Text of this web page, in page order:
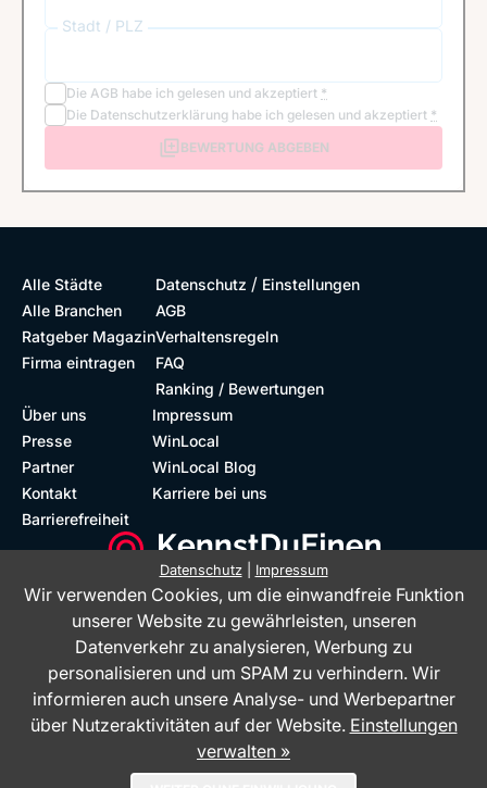
Stadt / PLZ
Die AGB habe ich gelesen und akzeptiert *
Die Datenschutzerklärung habe ich gelesen und akzeptiert *
BEWERTUNG ABGEBEN
Alle Städte
Alle Branchen
Ratgeber Magazin
Firma eintragen
Datenschutz / Einstellungen
AGB
Verhaltensregeln
FAQ
Ranking / Bewertungen
Über uns
Presse
Partner
Kontakt
Barrierefreiheit
Impressum
WinLocal
WinLocal Blog
Karriere bei uns
Datenschutz| Impressum
Wir verwenden Cookies, um die einwandfreie Funktion
unserer Website zu gewährleisten, unseren
Datenverkehr zu analysieren, Werbung zu
personalisieren und um SPAM zu verhindern. Wir
informieren auch unsere Analyse- und Werbepartner
über Nutzeraktivitäten auf der Website. Einstellungen
verwalten »